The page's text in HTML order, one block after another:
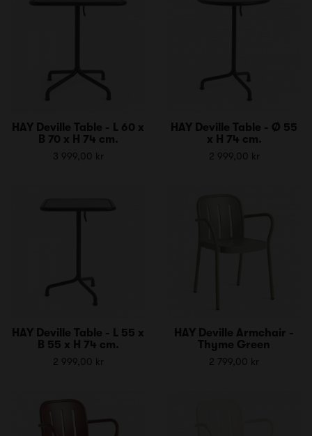
HAY Deville Table - L 60 x
B 70 x H 74 cm.
3 999,00 kr
HAY Deville Table - Ø 55
x H 74 cm.
2 999,00 kr
HAY Deville Table - L 55 x
B 55 x H 74 cm.
2 999,00 kr
HAY Deville Armchair -
Thyme Green
2 799,00 kr